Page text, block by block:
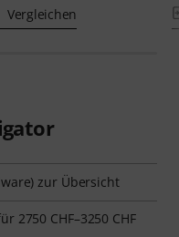
Vergleichen
zur Übersicht
2750 CHF–3250 CHF